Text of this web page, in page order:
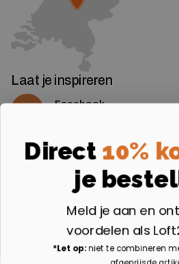
Laat je inspireren
Facebook
Instagram
Volg ons op Instagram
Aangesloten bij
Direct 10%
je
Meld je aan en
voordelen als
*Let op:niet te combineren